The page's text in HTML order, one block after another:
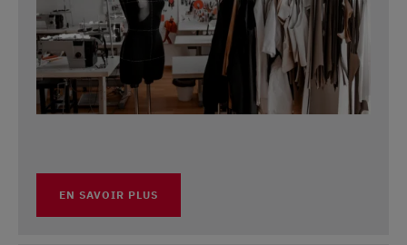
EN SAVOIR PLUS